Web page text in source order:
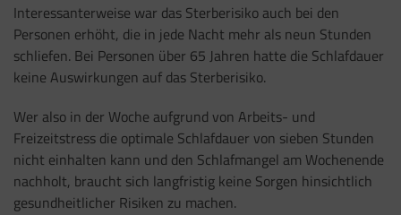
Interessanterweise war das Sterberisiko auch bei den
Personen erhöht, die in jede Nacht mehr als neun Stunden
schliefen. Bei Personen über 65 Jahren hatte die Schlafdauer
keine Auswirkungen auf das Sterberisiko.
Wer also in der Woche aufgrund von Arbeits- und
Freizeitstress die optimale Schlafdauer von sieben Stunden
nicht einhalten kann und den Schlafmangel am Wochenende
nachholt, braucht sich langfristig keine Sorgen hinsichtlich
gesundheitlicher Risiken zu machen.